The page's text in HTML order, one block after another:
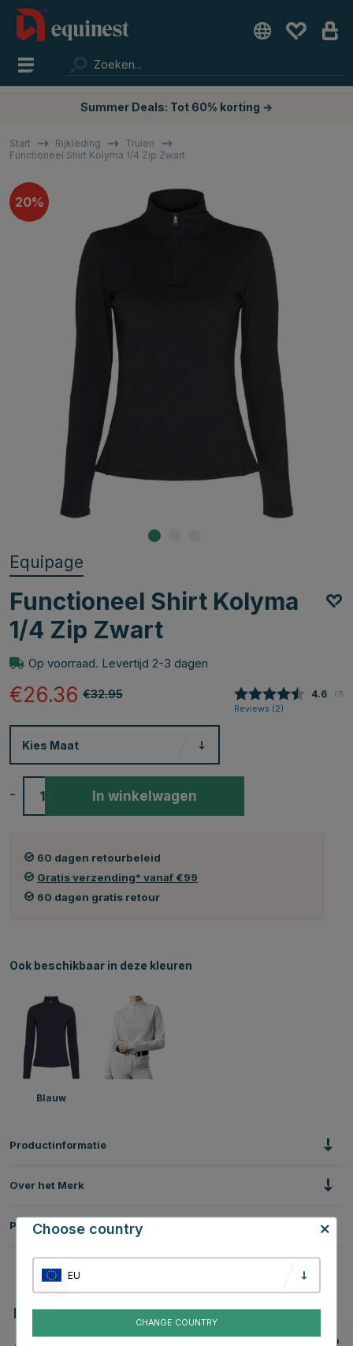
Summer Deals: Tot 60% korting →
Start Rijkleding
Truien
Functioneel Shirt Kolyma 1/4 Zip Zwart
20%
Equipage
Functioneel Shirt Kolyma
1/4 Zip Zwart
Op voorraad. Levertijd 2-3 dagen
€32.95
€26.36 4.6 (7)
Reviews (2)
Kies Maat
- In winkelwagen
60 dagen retourbeleid
Gratis verzending* vanaf €99
60 dagen gratis retour
Ook beschikbaar in deze kleuren
Blauw
Productinformatie
Over het Merk
Productbeoordelingen
Dit vind je misschien ook leuk
Choose country
EU
CHANGE COUNTRY